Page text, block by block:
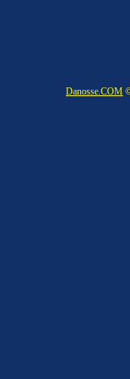
Danosse.COM